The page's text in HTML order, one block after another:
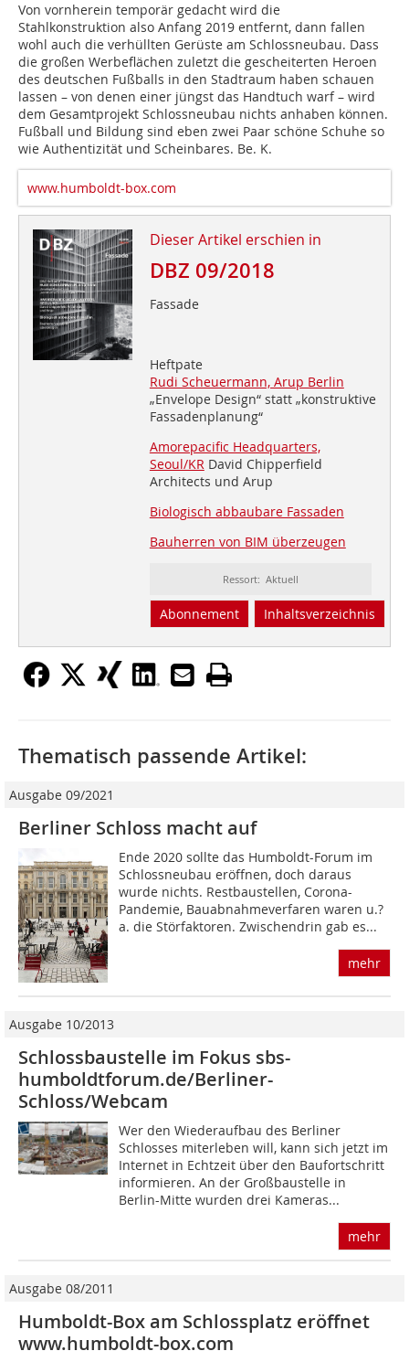
Von vornherein temporär gedacht wird die
Stahlkonstruktion also Anfang 2019 entfernt, dann fallen
wohl auch die verhüllten Gerüste am Schlossneubau. Dass
die großen Werbeflächen zuletzt die gescheiterten Heroen
des deutschen Fußballs in den Stadtraum haben schauen
lassen – von denen einer jüngst das Handtuch warf – wird
dem Gesamtprojekt Schlossneubau nichts anhaben können.
Fußball und Bildung sind eben zwei Paar schöne Schuhe so
wie Authentizität und Scheinbares. Be. K.
www.humboldt-box.com
Dieser Artikel erschien in
DBZ 09/2018
Fassade
Heftpate
Rudi Scheuermann, Arup Berlin
„Envelope Design“ statt „konstruktive
Fassadenplanung“
Amorepacific Headquarters,
Seoul/KRDavid Chipperfield
Architects und Arup
Biologisch abbaubare Fassaden
Bauherren von BIM überzeugen
Ressort: Aktuell
Abonnement Inhaltsverzeichnis
Thematisch passende Artikel:
Ausgabe 09/2021
Berliner Schloss macht auf
Ende 2020 sollte das Humboldt-Forum im
Schlossneubau eröffnen, doch daraus
wurde nichts. Restbaustellen, Corona-
Pandemie, Bauabnahmeverfaren waren u.?
a. die Störfaktoren. Zwischendrin gab es...
mehr
Ausgabe 10/2013
Schlossbaustelle im Fokus sbs-
humboldtforum.de/Berliner-
Schloss/Webcam
Wer den Wiederaufbau des Berliner
Schlosses miterleben will, kann sich jetzt im
Internet in Echtzeit über den Baufortschritt
informieren. An der Großbaustelle in
Berlin-Mitte wurden drei Kameras...
mehr
Ausgabe 08/2011
Humboldt-Box am Schlossplatz eröffnet
www.humboldt-box.com